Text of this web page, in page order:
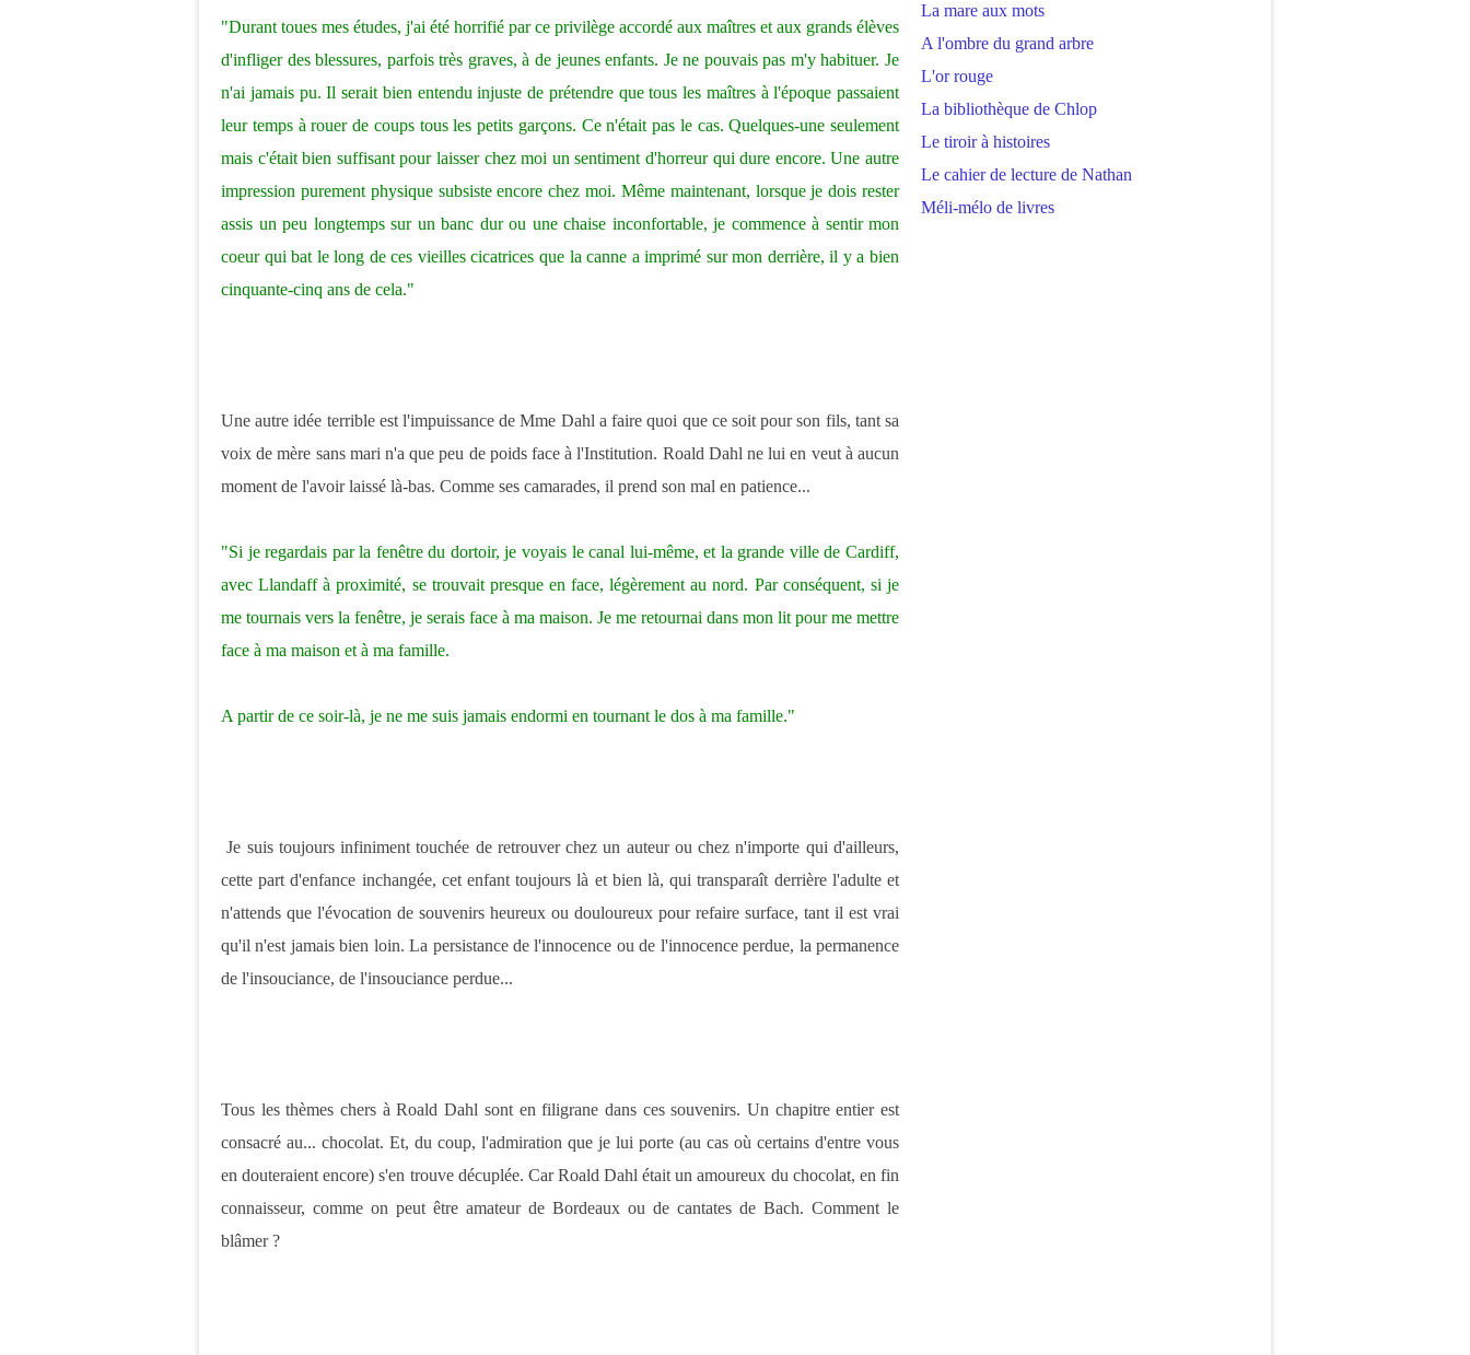
"Durant toues mes études, j'ai été horrifié par ce privilège accordé aux maîtres et aux grands élèves
d'infliger des blessures, parfois très graves, à de jeunes enfants. Je ne pouvais pas m'y habituer. Je
n'ai jamais pu. Il serait bien entendu injuste de prétendre que tous les maîtres à l'époque passaient
leur temps à rouer de coups tous les petits garçons. Ce n'était pas le cas. Quelques-une seulement
mais c'était bien suffisant pour laisser chez moi un sentiment d'horreur qui dure encore. Une autre
impression purement physique subsiste encore chez moi. Même maintenant, lorsque je dois rester
assis un peu longtemps sur un banc dur ou une chaise inconfortable, je commence à sentir mon
coeur qui bat le long de ces vieilles cicatrices que la canne a imprimé sur mon derrière, il y a bien
cinquante-cinq ans de cela."
Une autre idée terrible est l'impuissance de Mme Dahl a faire quoi que ce soit pour son fils, tant sa
voix de mère sans mari n'a que peu de poids face à l'Institution. Roald Dahl ne lui en veut à aucun
moment de l'avoir laissé là-bas. Comme ses camarades, il prend son mal en patience...
"Si je regardais par la fenêtre du dortoir, je voyais le canal lui-même, et la grande ville de Cardiff,
avec Llandaff à proximité, se trouvait presque en face, légèrement au nord. Par conséquent, si je
me tournais vers la fenêtre, je serais face à ma maison. Je me retournai dans mon lit pour me mettre
face à ma maison et à ma famille.
A partir de ce soir-là, je ne me suis jamais endormi en tournant le dos à ma famille."
Je suis toujours infiniment touchée de retrouver chez un auteur ou chez n'importe qui d'ailleurs,
cette part d'enfance inchangée, cet enfant toujours là et bien là, qui transparaît derrière l'adulte et
n'attends que l'évocation de souvenirs heureux ou douloureux pour refaire surface, tant il est vrai
qu'il n'est jamais bien loin. La persistance de l'innocence ou de l'innocence perdue, la permanence
de l'insouciance, de l'insouciance perdue...
Tous les thèmes chers à Roald Dahl sont en filigrane dans ces souvenirs. Un chapitre entier est
consacré au... chocolat. Et, du coup, l'admiration que je lui porte (au cas où certains d'entre vous
en douteraient encore) s'en trouve décuplée. Car Roald Dahl était un amoureux du chocolat, en fin
connaisseur, comme on peut être amateur de Bordeaux ou de cantates de Bach. Comment le
blâmer ?
La mare aux mots
A l'ombre du grand arbre
L'or rouge
La bibliothèque de Chlop
Le tiroir à histoires
Le cahier de lecture de Nathan
Méli-mélo de livres